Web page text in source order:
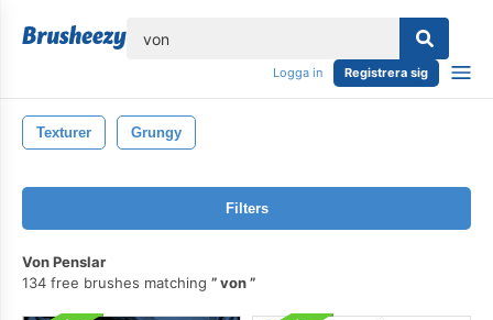
Logga in Registrera sig
Texturer Grungy
Filters
Von Penslar
134 free brushes matching
von